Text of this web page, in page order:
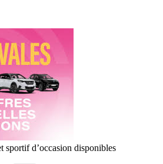
d’occasion disponibles